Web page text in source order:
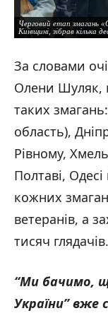
Черговий етап змагань
Київщині, зібрав кілька
Черговий етап змагань
Київщині, зібрав кілька
За словами
Олени Шуляк,
таких
область),
Рівному,
Полтаві,
кожних
ветеранів, а
тисяч глядачів.
“Ми бачимо,
України”